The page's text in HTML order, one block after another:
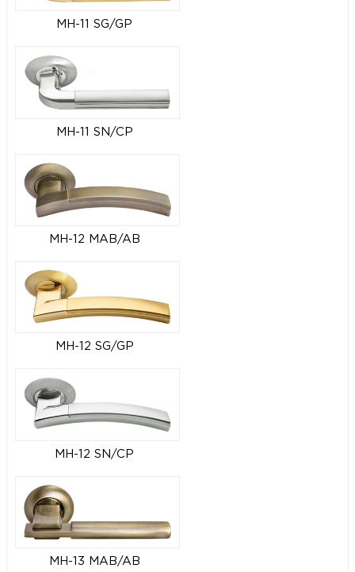
MH-11 SG/GP
MH-11 SN/CP
MH-12 MAB/AB
MH-12 SG/GP
MH-12 SN/CP
MH-13 MAB/AB